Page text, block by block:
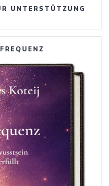
UNTERSTÜTZUNG